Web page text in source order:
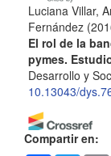
Luciana Villar,
Fernández
El rol de la
pymes.
Desarrollo y
10.13043/
Alan Cibils,
Compartir en: